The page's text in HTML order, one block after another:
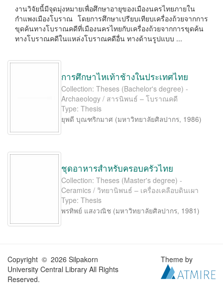
งานวิจัยนี้มีจุดมุ่งหมายเพื่อศึกษาอายุของเมืองนครไทยภายใน
กำแพงเมืองโบราณ โดยการศึกษาเปรียบเทียบเครื่องถ้วยจากการ
ขุดค้นทางโบราณคดีที่เมืองนครไทยกับเครื่องถ้วยจากการขุดค้น
ทางโบราณคดีในแหล่งโบราณคดีอื่น ทางด้านรูปแบบ ...
การศึกษาไหเท้าช้างในประเทศไทย
Collection: Theses (Bachelor's degree) -
Archaeology / สารนิพนธ์ – โบราณคดี
Type: Thesis
ยุพดี บุณฑริกมาศ (มหาวิทยาลัยศิลปากร, 1986)
ชุดอาหารสำหรับครอบครัวไทย
Collection: Theses (Master's degree) -
Ceramics / วิทยานิพนธ์ – เครื่องเคลือบดินเผา
Type: Thesis
พรทิพย์ แสงวณิช (มหาวิทยาลัยศิลปากร, 1981)
Copyright © 2026 Silpakorn
University Central Library All Rights
Reserved.
Theme by